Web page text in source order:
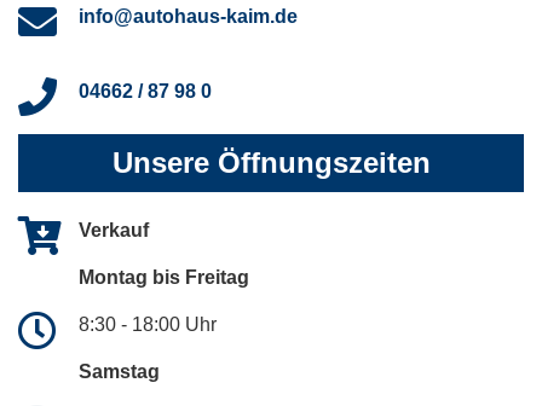
info@autohaus-kaim.de
04662 / 87 98 0
Unsere Öffnungszeiten
Verkauf
Montag bis Freitag
8:30 - 18:00 Uhr
Samstag